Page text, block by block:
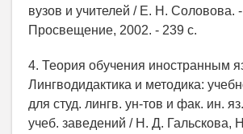
вузов и учителей / Е. Н. Соловова.
Просвещение, 2002. - 239 с.
4. Теория обучения иностранным
Лингводидактика и методика:
для студ. лингв. ун-тов и фак. ин.
учеб. заведений / Н. Д. Гальскова,